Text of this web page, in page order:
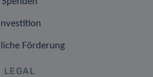
Investition
Förderung
LEGAL